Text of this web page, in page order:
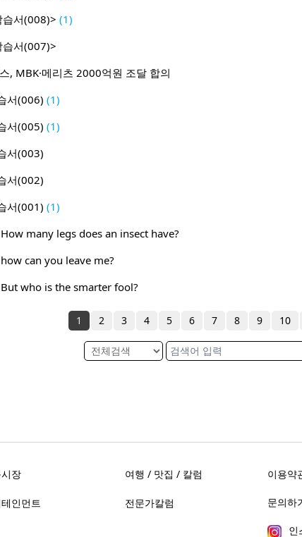
서(008)> (1)
서(007)>
, MBK·메리츠 2000억원 조달 합의
서(006) (1)
서(005) (1)
서(003)
서(002)
서(001) (1)
many legs does an insect have?
can you leave me?
who is the smarter fool?
1 2 3 4 5 6 7 8 9 10
장 여행 / 맛집 / 칼럼
인먼트 전문가칼럼
이용약
문의하
인